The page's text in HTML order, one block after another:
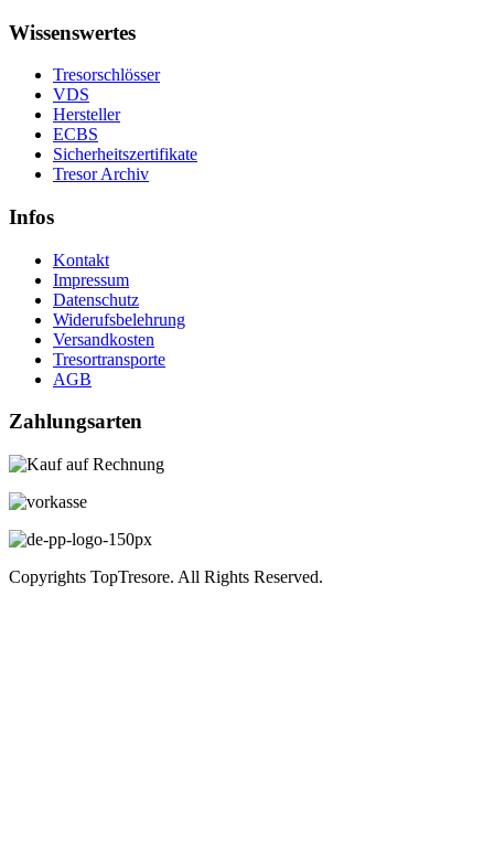
Wissenswertes
Tresorschlösser
VDS
Hersteller
ECBS
Sicherheitszertifikate
Tresor Archiv
Infos
Kontakt
Impressum
Datenschutz
Widerufsbelehrung
Versandkosten
Tresortransporte
AGB
Zahlungsarten
Copyrights TopTresore. All Rights Reserved.